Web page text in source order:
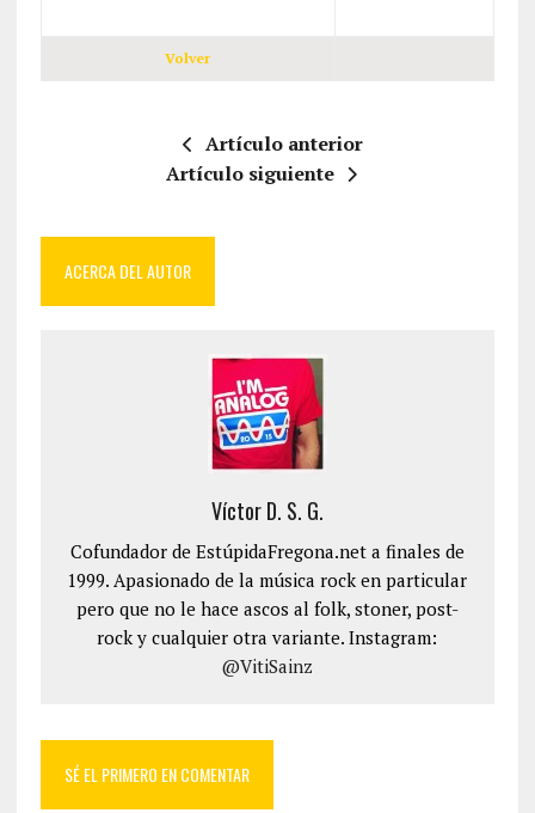
Volver
Artículo anterior
Artículo siguiente
ACERCA DEL AUTOR
Víctor D. S. G.
Cofundador de EstúpidaFregona.net a finales de
1999. Apasionado de la música rock en particular
pero que no le hace ascos al folk, stoner, post-
rock y cualquier otra variante. Instagram:
@VitiSainz
SÉ EL PRIMERO EN COMENTAR